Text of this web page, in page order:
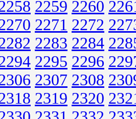
2259 2260
2271 2272
2283 2284
2295 2296
2307 2308
2319 2320